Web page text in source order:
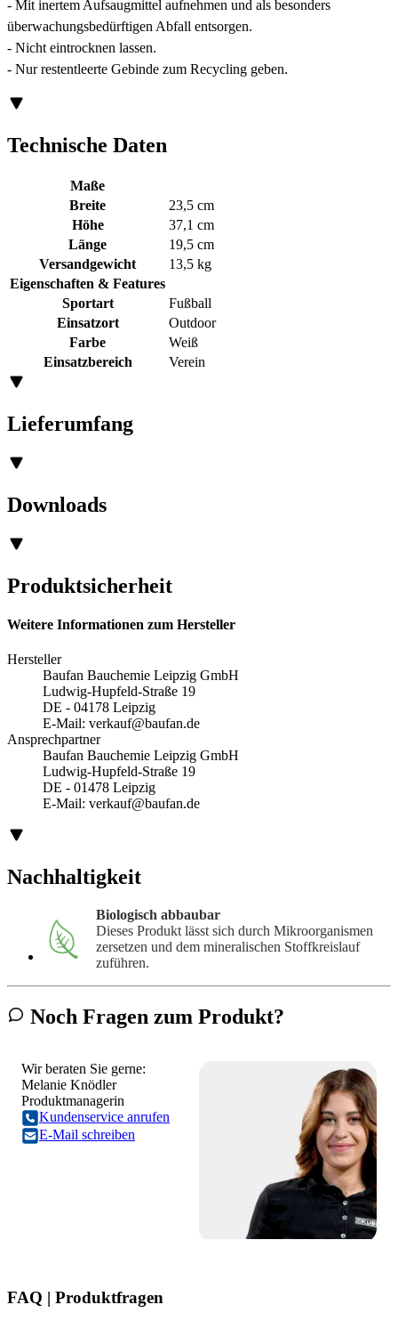
- Mit inertem Aufsaugmittel aufnehmen und als besonders
überwachungsbedürftigen Abfall entsorgen.
- Nicht eintrocknen lassen.
- Nur restentleerte Gebinde zum Recycling geben.
Technische Daten
Maße
Breite
23,5 cm
Höhe
37,1 cm
Länge
19,5 cm
Versandgewicht
13,5 kg
Eigenschaften & Features
Sportart
Fußball
Einsatzort
Outdoor
Farbe
Weiß
Einsatzbereich
Verein
Lieferumfang
Downloads
Produktsicherheit
Weitere Informationen zum Hersteller
Hersteller
Baufan Bauchemie Leipzig GmbH
Ludwig-Hupfeld-Straße 19
DE - 04178 Leipzig
E-Mail: verkauf@baufan.de
Ansprechpartner
Baufan Bauchemie Leipzig GmbH
Ludwig-Hupfeld-Straße 19
DE - 01478 Leipzig
E-Mail: verkauf@baufan.de
Nachhaltigkeit
Biologisch abbaubar
Dieses Produkt lässt sich durch Mikroorganismen
zersetzen und dem mineralischen Stoffkreislauf
zuführen.
Noch Fragen zum Produkt?
Wir beraten Sie gerne:
Melanie Knödler
Produktmanagerin
Kundenservice anrufen
E-Mail schreiben
FAQ | Produktfragen